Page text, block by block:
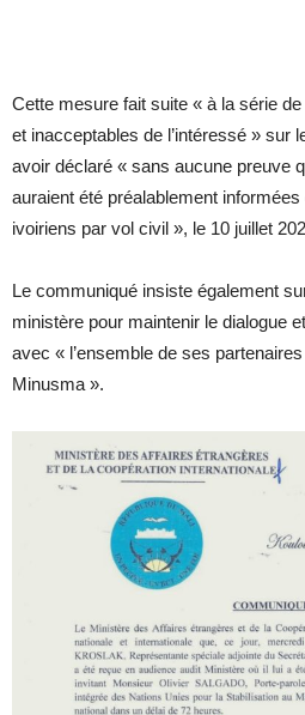
Cette mesure fait suite « à la série
et inacceptables de l’intéressé » sur
avoir déclaré « sans aucune preuve
auraient été préalablement
ivoiriens par vol civil », le 10 juillet
Le communiqué insiste également
ministère pour maintenir le dialogue
avec « l’ensemble de ses
Minusma ».